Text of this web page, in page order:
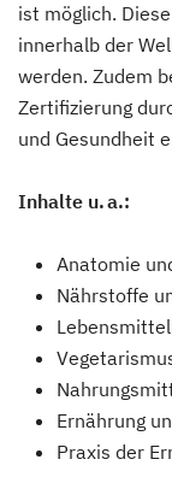
ist möglich.
innerhalb der
werden. Zudem
Zertifizierung
und Gesundheit
Inhalte u. a.:
Anatomie
Nährstoffe
Ernährung
Praxis der